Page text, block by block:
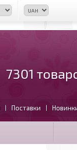
7301
| Поставки |